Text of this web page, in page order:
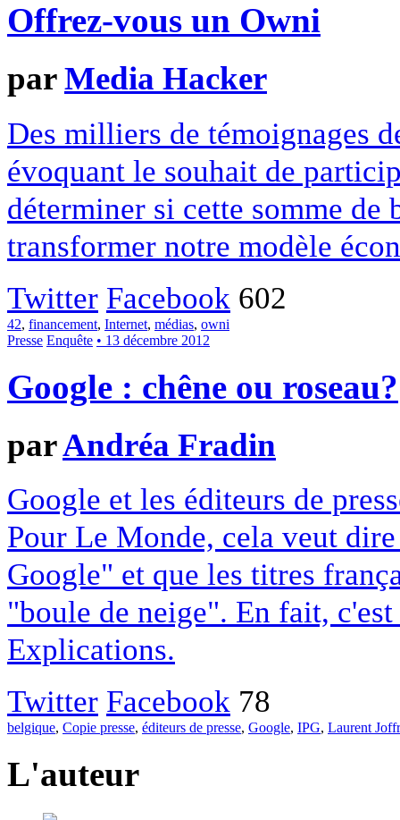
Offrez-vous un Owni
parMedia Hacker
Des milliers de témoignages
évoquant le souhait de
déterminer si cette somme
transformer notre modèle
Twitter Facebook 602
42, financement, Internet, médias, owni
Presse Enquête • 13 décembre 2012
Google : chêne ou roseau?
parAndréa Fradin
Google et les éditeurs de
Pour Le Monde, cela veut
Google" et que les titres
"boule de neige". En fait,
Explications.
Twitter Facebook 78
belgique, Copie presse, éditeurs de presse, Google, IPG, Laurent
L'auteur